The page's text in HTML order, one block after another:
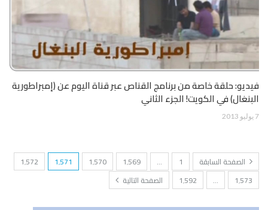
فيديو: حلقة خاصة من برنامج القناص عبر قناة اليوم عن (إمبراطورية
البنغال) في الكويت! الجزء الثاني
7 يوليو 2013
الصفحة السابقة 1
… 1٬569 1٬570 1٬571
1٬572
1٬573
… 1٬592 الصفحة التالية